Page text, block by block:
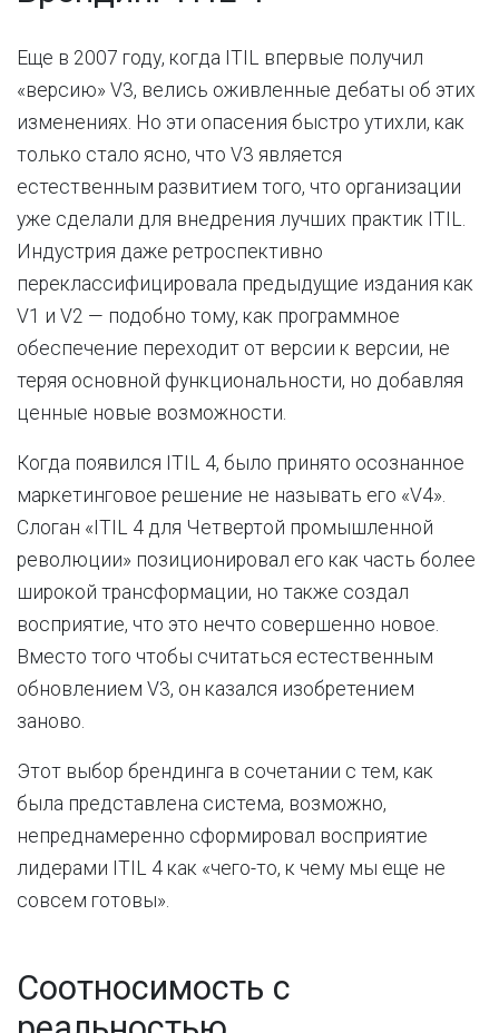
Еще в 2007 году, когда ITIL впервые получил
«версию» V3, велись оживленные дебаты об этих
изменениях. Но эти опасения быстро утихли, как
только стало ясно, что V3 является
естественным развитием того, что организации
уже сделали для внедрения лучших практик ITIL.
Индустрия даже ретроспективно
переклассифицировала предыдущие издания как
V1 и V2 — подобно тому, как программное
обеспечение переходит от версии к версии, не
теряя основной функциональности, но добавляя
ценные новые возможности.
Когда появился ITIL 4, было принято осознанное
маркетинговое решение не называть его «V4».
Слоган «ITIL 4 для Четвертой промышленной
революции» позиционировал его как часть более
широкой трансформации, но также создал
восприятие, что это нечто совершенно новое.
Вместо того чтобы считаться естественным
обновлением V3, он казался изобретением
заново.
Этот выбор брендинга в сочетании с тем, как
была представлена система, возможно,
непреднамеренно сформировал восприятие
лидерами ITIL 4 как «чего-то, к чему мы еще не
совсем готовы».
Соотносимость с